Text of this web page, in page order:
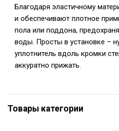
Благодаря эластичному
и обеспечивают плотное
пола или поддона,
воды. Просты в установке –
уплотнитель вдоль кромки
аккуратно прижать.
Товары категории